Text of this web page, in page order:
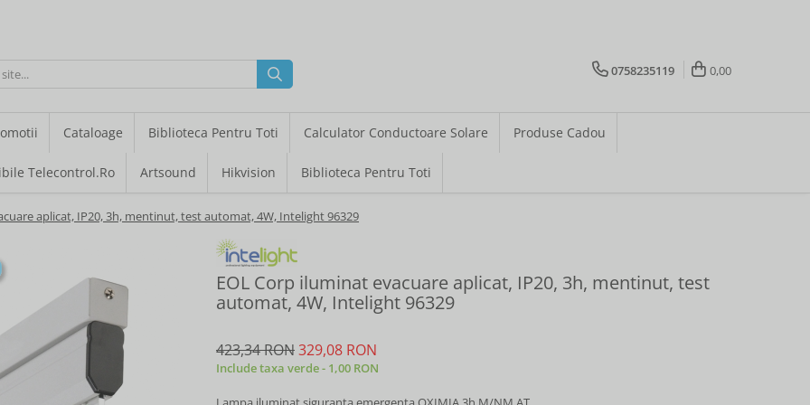
0758235119 0,00
Cataloage Biblioteca Pentru Toti Calculator Conductoare Solare Produse Cadou
Telecontrol.ro Artsound Hikvision Biblioteca Pentru Toti
aplicat, IP20, 3h, mentinut, test automat, 4W, Intelight 96329
EOL Corp iluminat evacuare aplicat, IP20, 3h, mentinut, test
automat, 4W, Intelight 96329
423,34 RON329,08 RON
Include taxa verde - 1,00 RON